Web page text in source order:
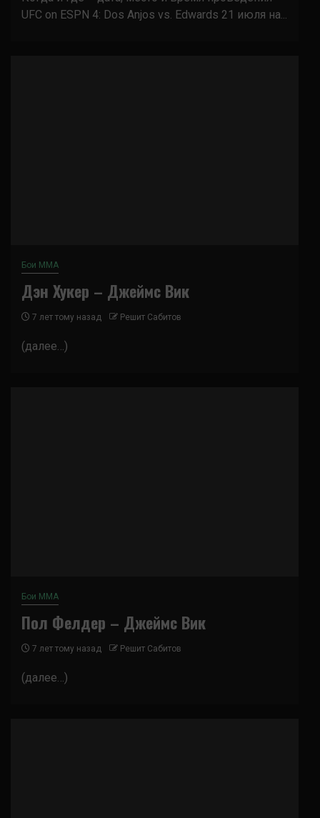
UFC on ESPN 4: Dos Anjos vs. Edwards 21 июля на...
Бои ММА
Дэн Хукер – Джеймс Вик
7 лет тому назад Решит Сабитов
(далее…)
Бои ММА
Пол Фелдер – Джеймс Вик
7 лет тому назад Решит Сабитов
(далее…)